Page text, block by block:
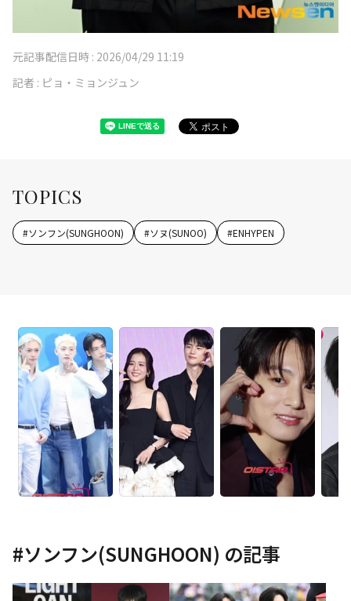
元記事配信日時 : 2026/04/29 11:19
記者 : ピョ・ミョンジュン
TOPICS
#ソンフン(SUNGHOON) #ソヌ(SUNOO) #ENHYPEN
#ソンフン(SUNGHOON) の記事